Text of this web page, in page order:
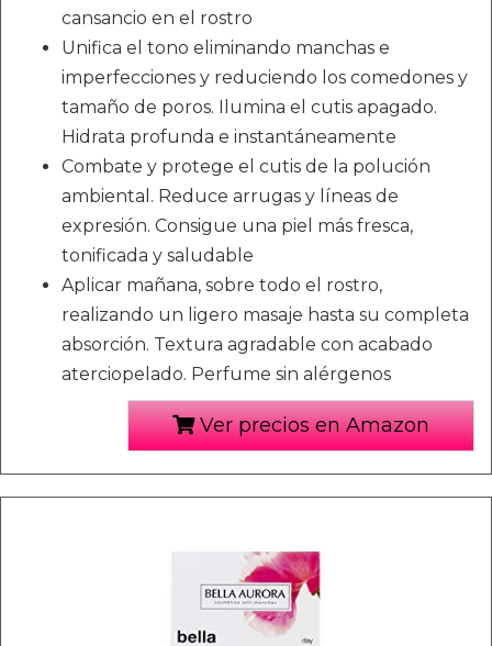
cansancio en el rostro
Unifica el tono eliminando manchas e
imperfecciones y reduciendo los comedones y
tamaño de poros. Ilumina el cutis apagado.
Hidrata profunda e instantáneamente
Combate y protege el cutis de la polución
ambiental. Reduce arrugas y líneas de
expresión. Consigue una piel más fresca,
tonificada y saludable
Aplicar mañana, sobre todo el rostro,
realizando un ligero masaje hasta su completa
absorción. Textura agradable con acabado
aterciopelado. Perfume sin alérgenos
Ver precios en Amazon